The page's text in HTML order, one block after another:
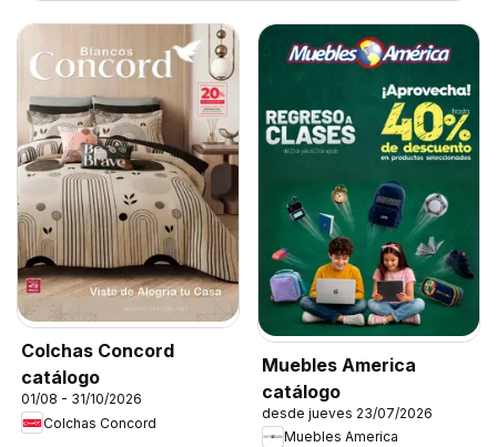
Colchas Concord
catálogo
01/08 - 31/10/2026
Colchas Concord
Muebles America
catálogo
desde jueves 23/07/2026
Muebles America